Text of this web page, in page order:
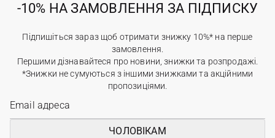
-10% НА ЗАМОВЛЕННЯ ЗА ПІДПИСКУ
Підпишіться зараз щоб отримати знижку 10%* на перше
замовлення.
Першими дізнавайтеся про новини, знижки та розпродажі.
*Знижки не сумуються з іншими знижками та акційними
пропозиціями.
ЧОЛОВІКАМ